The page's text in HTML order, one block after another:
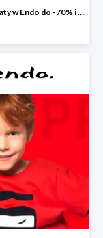
Tłuste rabaty w Endo do -70% i extra -20% na wszystko